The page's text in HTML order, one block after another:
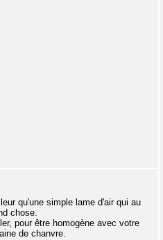
qu'une simple lame d'air qui au
chose.
pour être homogène avec votre
de chanvre.